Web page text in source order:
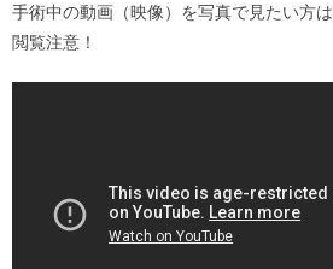
手術中の動画（映像）を写真で見たい方は
閲覧注意！